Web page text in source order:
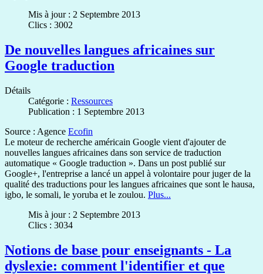
Mis à jour : 2 Septembre 2013
Clics : 3002
De nouvelles langues africaines sur
Google traduction
Détails
Catégorie : Ressources
Publication : 1 Septembre 2013
Source : Agence Ecofin
Le moteur de recherche américain Google vient d'ajouter de
nouvelles langues africaines dans son service de traduction
automatique « Google traduction ». Dans un post publié sur
Google+, l'entreprise a lancé un appel à volontaire pour juger de la
qualité des traductions pour les langues africaines que sont le hausa,
igbo, le somali, le yoruba et le zoulou. Plus...
Mis à jour : 2 Septembre 2013
Clics : 3034
Notions de base pour enseignants - La
dyslexie: comment l'identifier et que